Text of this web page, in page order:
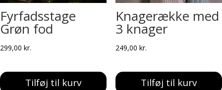
Fyrfadsstage
Grøn fod
299,00 kr.
Tilføj til kurv
Knagerække med
3 knager
249,00 kr.
Tilføj til kurv